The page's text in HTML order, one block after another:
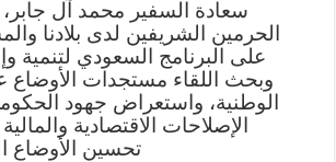
سعادة السفير محمد آل
الحرمين الشريفين لدى بلادنا
على البرنامج السعودي لتنمية
وبحث اللقاء مستجدات الأوضاع
الوطنية، واستعراض جهود
الإصلاحات الاقتصادية
تحسين الأوضاع